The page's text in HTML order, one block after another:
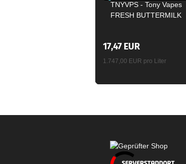
TNYVPS - Tony Vapes
FRESH BUTTERMILK
17,47 EUR
1.747,00 EUR pro Liter